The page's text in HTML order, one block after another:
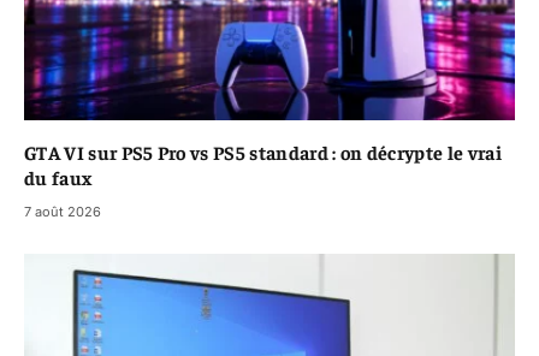
GTA VI sur PS5 Pro vs PS5 standard : on décrypte le vrai
du faux
7 août 2026